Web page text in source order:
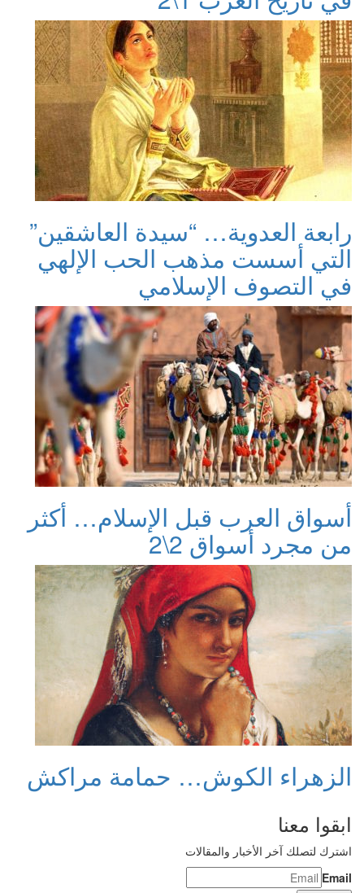
رابعة العدوية… “سيدة العاشقين”
التي أسست مذهب الحب الإلهي
في التصوف الإسلامي
أسواق العرب قبل الإسلام… أكثر
من مجرد أسواق 2\2
الزهراء الكوش… حمامة مراكش
ابقوا معنا
اشترك لتصلك آخر الأخبار والمقالات
Email